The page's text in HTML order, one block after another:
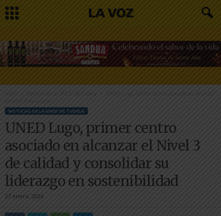
Inicio Noticias de la UNED de Tudela
UNED Lugo, primer centro asociado en alcanzar
el Nivel 3 de calidad...
NOTICIAS DE LA UNED DE TUDELA
UNED Lugo, primer centro
asociado en alcanzar el Nivel 3
de calidad y consolidar su
liderazgo en sostenibilidad
27 enero, 2026